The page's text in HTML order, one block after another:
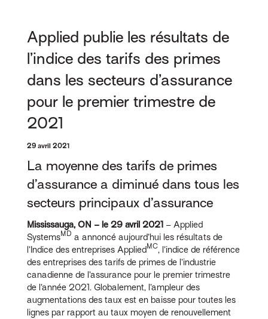
Applied publie les résultats de
l’indice des tarifs des primes
dans les secteurs d’assurance
pour le premier trimestre de
2021
29 avril 2021
La moyenne des tarifs de primes
d’assurance a diminué dans tous les
secteurs principaux d’assurance
Mississauga, ON – le 29 avril 2021 – Applied
SystemsMD a annoncé aujourd’hui les résultats de
l’Indice des entreprises Applied MC, l’indice de référence
des entreprises des tarifs de primes de l’industrie
canadienne de l’assurance pour le premier trimestre
de l’année 2021. Globalement, l’ampleur des
augmentations des taux est en baisse pour toutes les
lignes par rapport au taux moyen de renouvellement